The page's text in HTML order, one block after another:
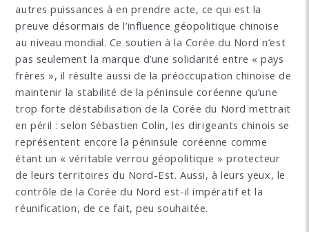
autres puissances à en prendre acte, ce qui est la
preuve désormais de l’influence géopolitique chinoise
au niveau mondial. Ce soutien à la Corée du Nord n’est
pas seulement la marque d’une solidarité entre « pays
frères », il résulte aussi de la préoccupation chinoise de
maintenir la stabilité de la péninsule coréenne qu’une
trop forte déstabilisation de la Corée du Nord mettrait
en péril : selon Sébastien Colin, les dirigeants chinois se
représentent encore la péninsule coréenne comme
étant un « véritable verrou géopolitique » protecteur
de leurs territoires du Nord-Est. Aussi, à leurs yeux, le
contrôle de la Corée du Nord est-il impératif et la
réunification, de ce fait, peu souhaitée.